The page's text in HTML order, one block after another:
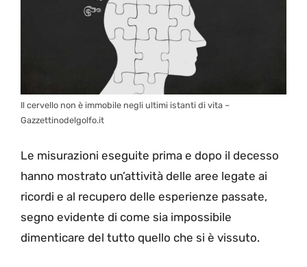
Il cervello non è immobile negli ultimi istanti di vita –
Gazzettinodelgolfo.it
Le misurazioni eseguite prima e dopo il decesso
hanno mostrato un’attività delle aree legate ai
ricordi e al recupero delle esperienze passate,
segno evidente di come sia impossibile
dimenticare del tutto quello che si è vissuto.